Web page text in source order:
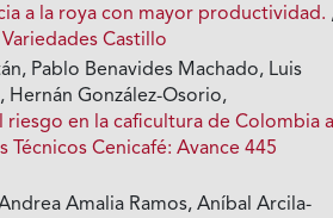
a la roya con mayor productividad.
Castillo
Pablo Benavides Machado, Luis
Hernán González-Osorio,
en la caficultura de Colombia
Técnicos Cenicafé: Avance 445
Amalia Ramos, Aníbal Arcila-